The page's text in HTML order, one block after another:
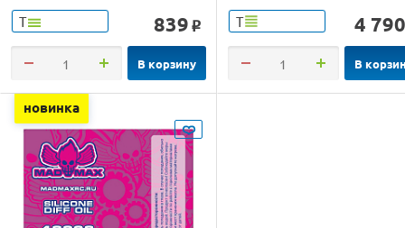
Т 839 o
В корзину
Т 4 790
В
новинка